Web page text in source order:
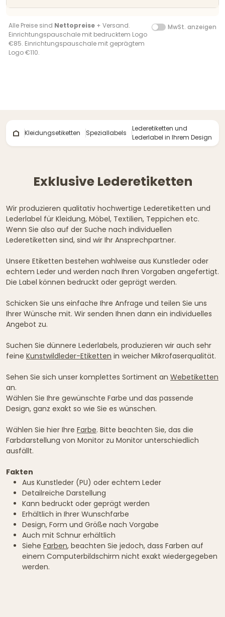
Alle Preise sind Nettopreise + Versand.
Einrichtungspauschale mit bedrucktem Logo
€85. Einrichtungspauschale mit geprägtem
Logo €110.
MwSt. anzeigen
Kleidungsetiketten Speziallabels
Lederetiketten und
Lederlabel in Ihrem Design
Exklusive Lederetiketten
Wir produzieren qualitativ hochwertige Lederetiketten und
Lederlabel für Kleidung, Möbel, Textilien, Teppichen etc.
Wenn Sie also auf der Suche nach individuellen
Lederetiketten sind, sind wir Ihr Ansprechpartner.
Unsere Etiketten bestehen wahlweise aus Kunstleder oder
echtem Leder und werden nach Ihren Vorgaben angefertigt.
Die Label können bedruckt oder geprägt werden.
Schicken Sie uns einfache Ihre Anfrage und teilen Sie uns
Ihrer Wünsche mit. Wir senden Ihnen dann ein individuelles
Angebot zu.
Suchen Sie dünnere Lederlabels, produzieren wir auch sehr
feine Kunstwildleder-Etiketten in weicher Mikrofaserqualität.
Sehen Sie sich unser komplettes Sortiment an Webetiketten
an.
Wählen Sie Ihre gewünschte Farbe und das passende
Design, ganz exakt so wie Sie es wünschen.
Wählen Sie hier Ihre Farbe. Bitte beachten Sie, das die
Farbdarstellung von Monitor zu Monitor unterschiedlich
ausfällt.
Fakten
Aus Kunstleder (PU) oder echtem Leder
Detailreiche Darstellung
Kann bedruckt oder geprägt werden
Erhältlich in Ihrer Wunschfarbe
Design, Form und Größe nach Vorgabe
Auch mit Schnur erhältlich
Siehe Farben, beachten Sie jedoch, dass Farben auf
einem Computerbildschirm nicht exakt wiedergegeben
werden.